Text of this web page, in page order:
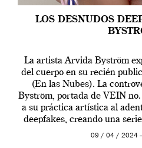
LOS DESNUDOS
La artista Arvida Byström
del cuerpo en su recién
(En las Nubes). La
Byström, portada de VEIN
a su práctica artística al
deepfakes, creando una
por
09 / 04 / 2024